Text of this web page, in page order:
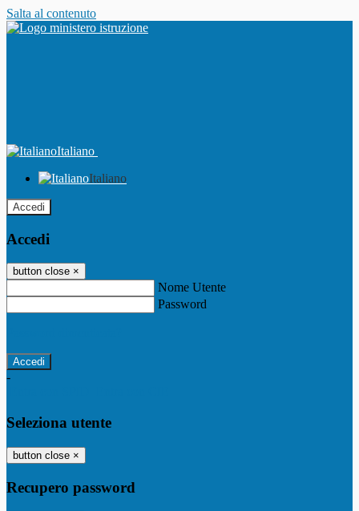
Salta al contenuto
Italiano
Italiano
Accedi
Accedi
button close ×
Nome Utente
Password
-
Seleziona utente
button close ×
Recupero password